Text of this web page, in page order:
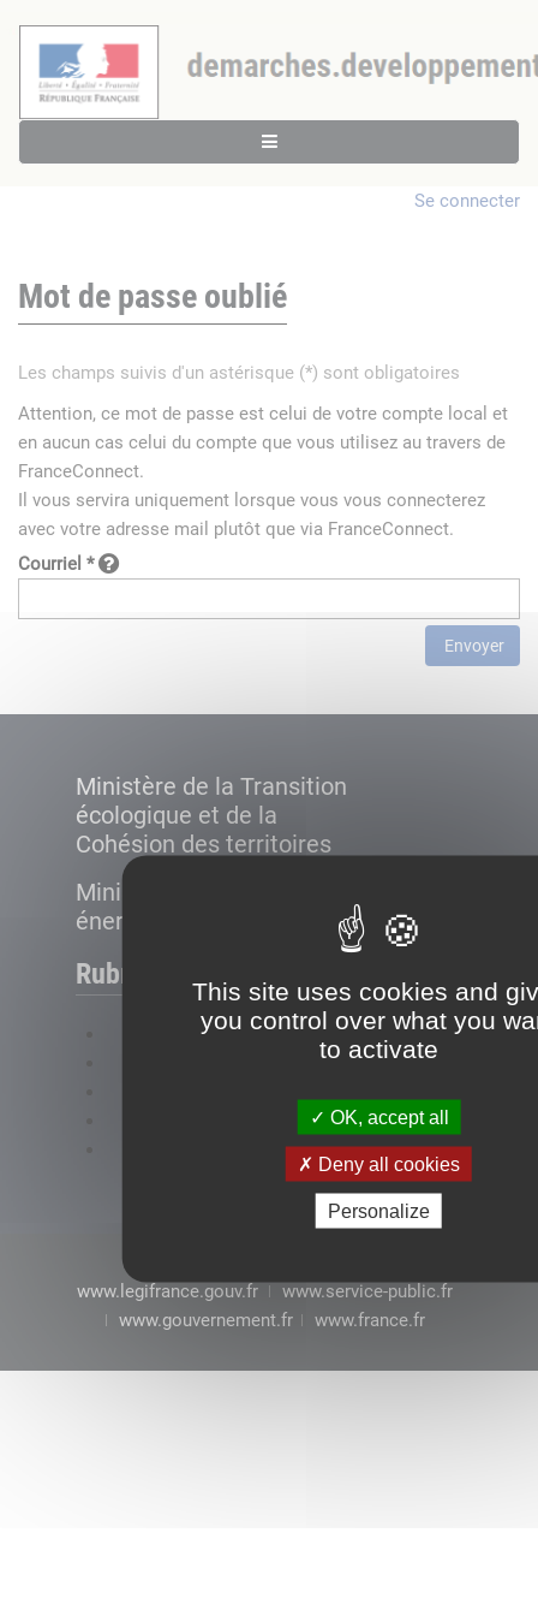
This site uses cookies and
you control over what you
to activate
OK, accept all
Deny all cookies
Personalize
Se connecter
Mot de passe oublié
Les champs suivis d'un astérisque (*) sont obligatoires
Attention, ce mot de passe est celui de votre compte local et
en aucun cas celui du compte que vous utilisez au travers de
FranceConnect.
Il vous servira uniquement lorsque vous vous connecterez
avec votre adresse mail plutôt que via FranceConnect.
Courriel *
Envoyer
Ministère de la Transition
écologique et de la
Cohésion des territoires
Ministère de la Transition
énergétique
Rubriques
www.legifrance.gouv.fr
www.service-public.fr
www.gouvernement.fr
www.france.fr